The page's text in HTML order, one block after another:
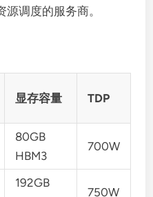
调度的服务商。
显存容量 TDP
80GB
HBM3
700W
192GB
750W